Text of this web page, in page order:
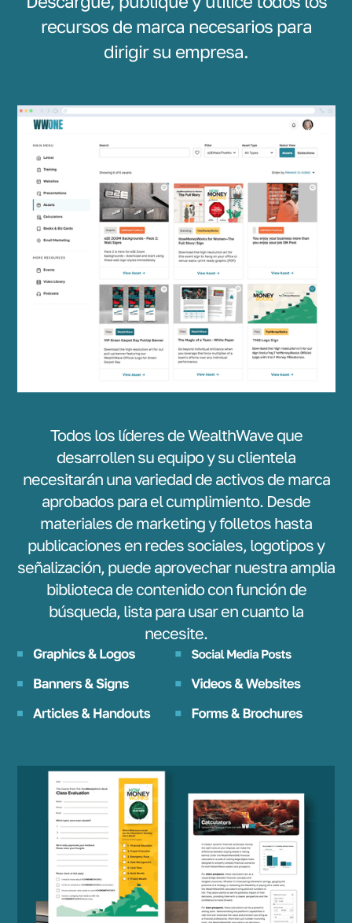
recursos de marca necesarios para
dirigir su empresa.
Todos los líderes de WealthWave que
desarrollen su equipo y su clientela
necesitarán una variedad de activos de marca
aprobados para el cumplimiento. Desde
materiales de marketing y folletos hasta
publicaciones en redes sociales, logotipos y
señalización, puede aprovechar nuestra amplia
biblioteca de contenido con función de
búsqueda, lista para usar en cuanto la
necesite.